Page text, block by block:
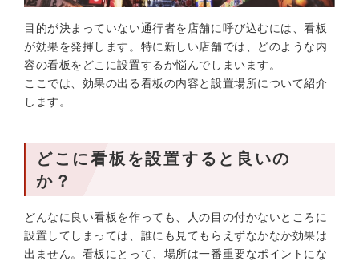
目的が決まっていない通行者を店舗に呼び込むには、看板
が効果を発揮します。特に新しい店舗では、どのような内
容の看板をどこに設置するか悩んでしまいます。
ここでは、効果の出る看板の内容と設置場所について紹介
します。
どこに看板を設置すると良いの
か？
どんなに良い看板を作っても、人の目の付かないところに
設置してしまっては、誰にも見てもらえずなかなか効果は
出ません。看板にとって、場所は一番重要なポイントにな